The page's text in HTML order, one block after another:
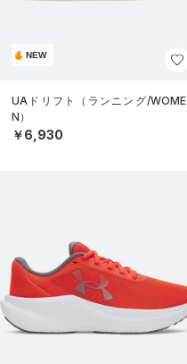
NEW
UAドリフト（ランニング/WOME
N）
￥6,930